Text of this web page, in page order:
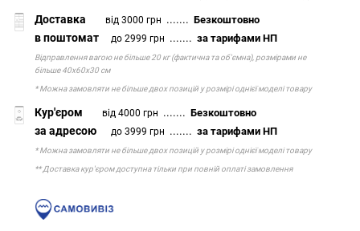
Доставка від 3000 грн .......Безкоштовно
в поштомат до 2999 грн .......за тарифами НП
Відправлення вагою не більше 20 кг (фактична та об'ємна), розмірами не
більше 40х60х30 см
* Можна замовляти не більше двох позицій у розмірі однієї моделі товару
Кур'єром від 4000 грн .......Безкоштовно
за адресою до 3999 грн .......за тарифами НП
* Можна замовляти не більше двох позицій у розмірі однієї моделі товару
** Доставка кур'єром доступна тільки при повній оплаті замовлення